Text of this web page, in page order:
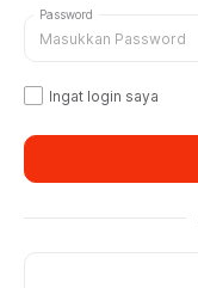
Password
Ingat login saya